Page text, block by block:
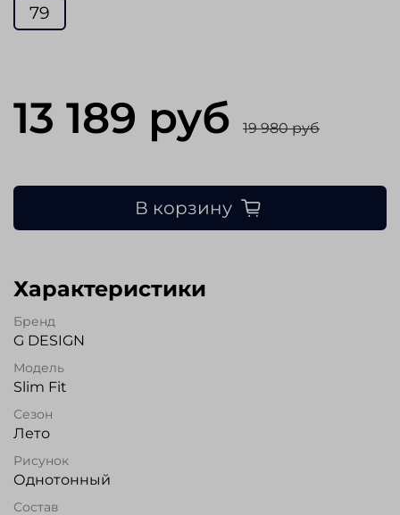
79
13 189 руб 19 980 руб
В корзину
Характеристики
Бренд
G DESIGN
Модель
Slim Fit
Сезон
Лето
Рисунок
Однотонный
Состав